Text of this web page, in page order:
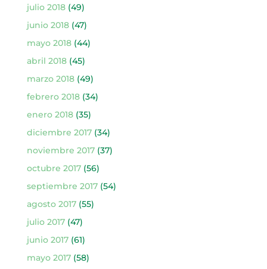
julio 2018(49)
junio 2018(47)
mayo 2018(44)
abril 2018(45)
marzo 2018(49)
febrero 2018(34)
enero 2018(35)
diciembre 2017(34)
noviembre 2017(37)
octubre 2017(56)
septiembre 2017(54)
agosto 2017(55)
julio 2017(47)
junio 2017(61)
mayo 2017(58)